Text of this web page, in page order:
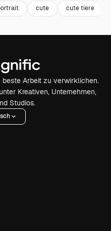
cute cute tiere
beste Arbeit zu verwirklichen.
Kreativen, Unternehmen,
Studios.